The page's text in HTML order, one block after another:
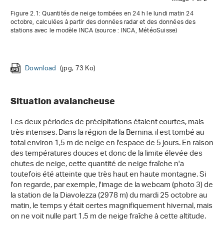
Figure 2.1: Quantités de neige tombées en 24 h le lundi matin 24
octobre, calculées à partir des données radar et des données des
stations avec le modèle INCA (source : INCA, MétéoSuisse)
Download (jpg, 73 Ko)
Download (png, 217 Ko)
Situation avalancheuse
Les deux périodes de précipitations étaient courtes, mais
très intenses. Dans la région de la Bernina, il est tombé au
total environ 1,5 m de neige en l'espace de 5 jours. En raison
des températures douces et donc de la limite élevée des
chutes de neige, cette quantité de neige fraîche n'a
toutefois été atteinte que très haut en haute montagne. Si
l'on regarde, par exemple, l'image de la webcam (photo 3) de
la station de la Diavolezza (2978 m) du mardi 25 octobre au
matin, le temps y était certes magnifiquement hivernal, mais
on ne voit nulle part 1,5 m de neige fraîche à cette altitude.